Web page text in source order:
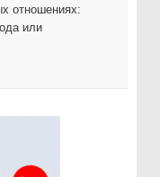
отношениях:
или